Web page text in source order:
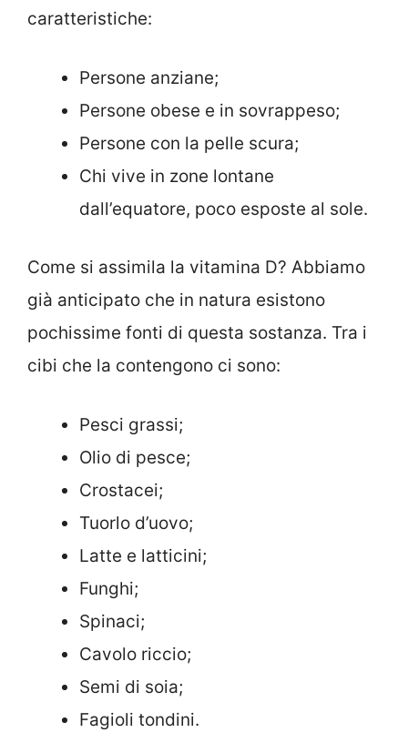
caratteristiche:
Persone anziane;
Persone obese e in sovrappeso;
Persone con la pelle scura;
Chi vive in zone lontane
dall’equatore, poco esposte al sole.
Come si assimila la vitamina D? Abbiamo
già anticipato che in natura esistono
pochissime fonti di questa sostanza. Tra i
cibi che la contengono ci sono:
Pesci grassi;
Olio di pesce;
Crostacei;
Tuorlo d’uovo;
Latte e latticini;
Funghi;
Spinaci;
Cavolo riccio;
Semi di soia;
Fagioli tondini.